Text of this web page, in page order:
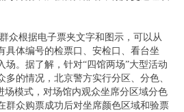
众根据电子票夹文字和图示，可以从
具体编号的检票口、安检口、看台坐
场。据了解，针对“四馆两场”大型活动
的情况，北京警方实行分区、分色、
场模式，对场馆内观众坐席分区域分色
群众购票成功后对坐席颜色区域和验票